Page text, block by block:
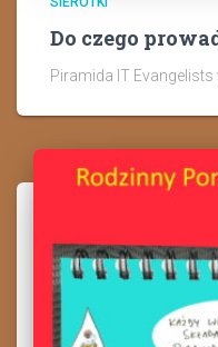
Do czego
Piramida IT Evangelists